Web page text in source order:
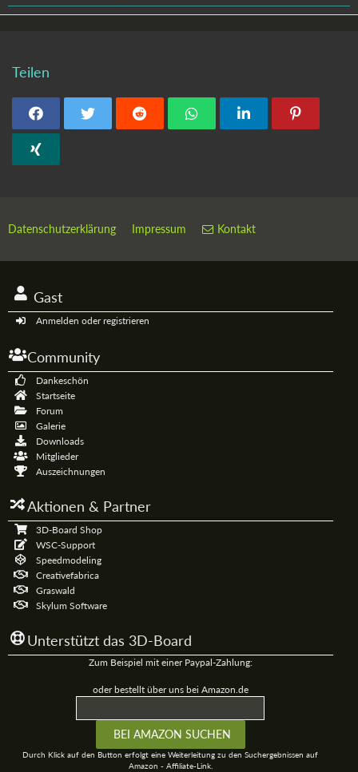
Teilen
Datenschutzerklärung Impressum Kontakt
Gast
Anmelden oder registrieren
Community
Dankeschön
Startseite
Forum
Galerie
Downloads
Mitglieder
Auszeichnungen
Aktionen & Partner
3D-Board Shop
WSC-Support
Speedmodeling
Creativefabrica
Graswald
Skylum Software
Unterstützt das 3D-Board
Zum Beispiel mit einer Paypal-Zahlung:
oder bestellt über uns bei Amazon.de
Durch Klick auf den Button erfolgt eine Weiterleitung zu den Suchergebnissen auf
Amazon - Affiliate-Link.